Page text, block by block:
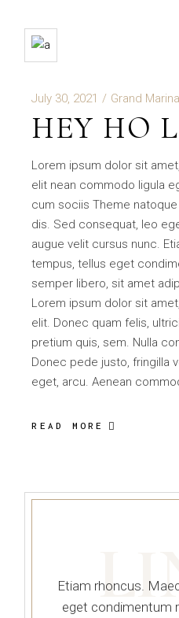
July 30, 2021 Grand Marina
HEY HO
Lorem ipsum dolor sit
elit nean commodo ligula
cum sociis Theme
dis. Sed consequat, leo
augue velit cursus nunc.
tempus, tellus eget
semper libero, sit amet
Lorem ipsum dolor sit
elit. Donec quam felis,
pretium quis, sem. Nulla
Donec pede justo, fringilla
eget, arcu. Aenean
READ MORE
Etiam rhoncus.
eget condimentum